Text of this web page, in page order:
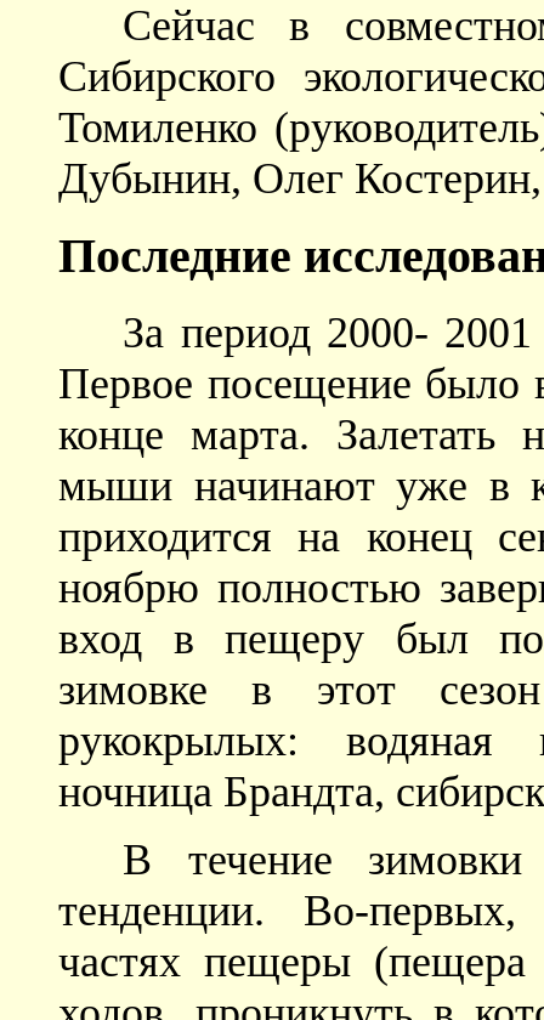
Сейчас в
Сибирского
Томиленко
Дубынин, Олег
Последние
За период 2000-
Первое посещение было
конце марта. Залетать
мыши начинают уже в
приходится на конец
ноябрю полностью
вход в пещеру был
зимовке в этот
рукокрылых: водяная
ночница Брандта,
В течение зимовки
тенденции. Во-
частях пещеры